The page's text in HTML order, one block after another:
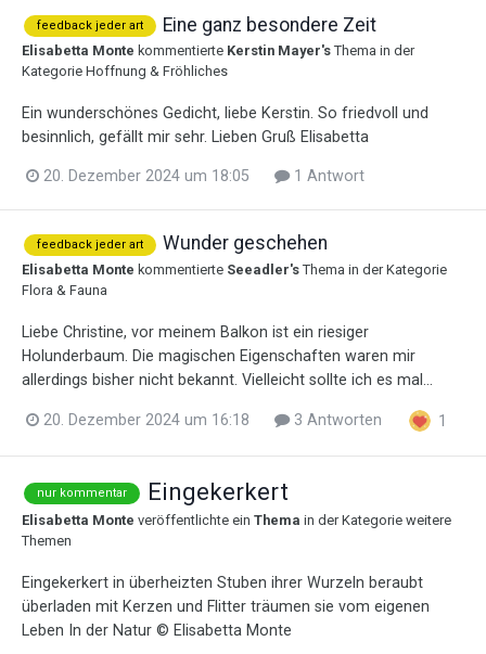
feedback jeder art Eine ganz besondere Zeit
Elisabetta Monte kommentierte Kerstin Mayer's Thema in der
Kategorie Hoffnung & Fröhliches
Ein wunderschönes Gedicht, liebe Kerstin. So friedvoll und
besinnlich, gefällt mir sehr. Lieben Gruß Elisabetta
20. Dezember 2024 um 18:05 1 Antwort
feedback jeder art Wunder geschehen
Elisabetta Monte kommentierte Seeadler's Thema in der Kategorie
Flora & Fauna
Liebe Christine, vor meinem Balkon ist ein riesiger
Holunderbaum. Die magischen Eigenschaften waren mir
allerdings bisher nicht bekannt. Vielleicht sollte ich es mal...
20. Dezember 2024 um 16:18 3 Antworten 1
nur kommentar Eingekerkert
Elisabetta Monte veröffentlichte ein Thema in der Kategorie weitere
Themen
Eingekerkert in überheizten Stuben ihrer Wurzeln beraubt
überladen mit Kerzen und Flitter träumen sie vom eigenen
Leben In der Natur © Elisabetta Monte